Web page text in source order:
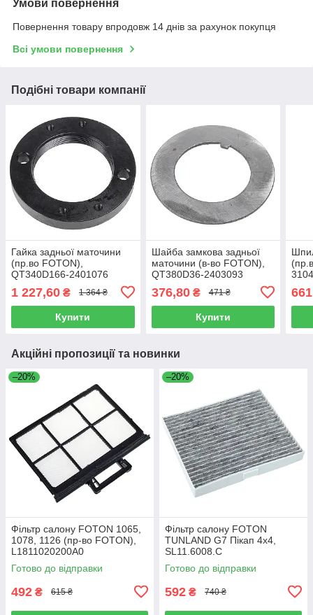
Умови повернення
Повернення товару впродовж 14 днів за рахунок покупця
Всі умови повернення
Подібні товари компанії
Гайка задньої маточини
(пр.во FOTON),
QT340D166-2401076
1 227,60 ₴ 1 364 ₴
Купити
Шайба замкова задньої
маточини (в-во FOTON),
QT380D36-2403093
376,80₴ 471 ₴
Купити
Акційні пропозиції та новинки
–20%
Фільтр салону FOTON 1065,
1078, 1126 (пр-во FOTON),
L1811020200A0
Готово до відправки
492 ₴ 615 ₴
–20%
Фільтр салону FOTON
TUNLAND G7 Пікап 4х4,
SL11.6008.C
Готово до відправки
592 ₴ 740 ₴